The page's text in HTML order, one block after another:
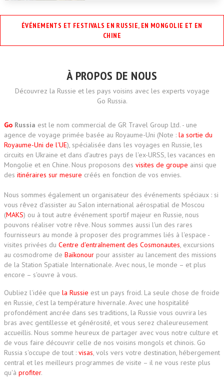
ÉVÉNEMENTS ET FESTIVALS EN RUSSIE, EN MONGOLIE ET EN
CHINE
À PROPOS DE NOUS
Découvrez la Russie et les pays voisins avec les experts voyage
Go Russia.
Go Russia est le nom commercial de GR Travel Group Ltd. - une
agence de voyage primée basée au Royaume-Uni (Note : la sortie du
Royaume-Uni de l'UE), spécialisée dans les voyages en Russie, les
circuits en Ukraine et dans d'autres pays de l'ex-URSS, les vacances en
Mongolie et en Chine. Nous proposons des visites de groupe ainsi que
des itinéraires sur mesure créés en fonction de vos envies.
Nous sommes également un organisateur des événements spéciaux : si
vous rêvez d'assister au Salon international aérospatial de Moscou
(MAKS) ou à tout autre événement sportif majeur en Russie, nous
pouvons réaliser votre rêve. Nous sommes aussi l'un des rares
fournisseurs au monde à proposer des programmes liés à l'espace -
visites privées du Centre d'entraînement des Cosmonautes , excursions
au cosmodrome de Baïkonour pour assister au lancement des missions
de la Station Spatiale Internationale. Avec nous, le monde – et plus
encore – s'ouvre à vous.
Oubliez l'idée que la Russie est un pays froid. La seule chose de froide
en Russie, c'est la température hivernale. Avec une hospitalité
profondément ancrée dans ses traditions, la Russie vous ouvrira les
bras avec gentillesse et générosité, et vous serez chaleureusement
accueillis. Nous somme heureux de partager avec vous notre culture et
de vous faire découvrir celle de nos voisins mongols et chinois. Go
Russia s'occupe de tout : visas , vols vers votre destination, hébergement
central et les meilleurs programmes de visite – il ne vous reste plus
qu'à profiter.